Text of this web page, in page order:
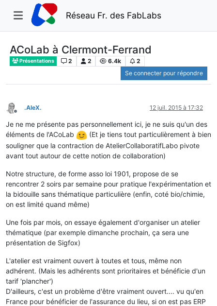
Réseau Fr. des FabLabs
ACoLab à Clermont-Ferrand
Présentations 2 2 6.4k
2
Se connecter pour répondre
Hors-ligne
.AleX. 12 juil. 2015 à 17:32
Je ne me présente pas personnellement ici, je ne suis qu'un des
éléments de l'ACoLab
(Et je tiens tout particulièrement à bien
souligner que la contraction de AtelierCollaboratifLabo pivote
avant tout autour de cette notion de collaboration)
Notre structure, de forme asso loi 1901, propose de se
rencontrer 2 soirs par semaine pour pratique l'expérimentation et
la bidouille sans thématique particulière (enfin, coté bio/chimie,
on est limité quand même)
Une fois par mois, on essaye également d'organiser un atelier
thématique (par exemple dimanche prochain, ça sera une
présentation de Sigfox)
L'atelier est vraiment ouvert à toutes et tous, même non
adhérent. (Mais les adhérents sont prioritaires et bénéficie d'un
tarif 'plancher')
D'ailleurs, c'est un problème d'être vraiment ouvert.... vu qu'en
France pour bénéficier de l'assurance du lieu, si on est pas ERP